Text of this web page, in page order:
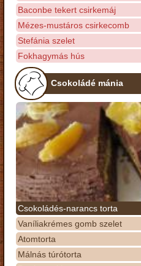
Baconbe tekert csirkemáj
Mézes-mustáros csirkecomb
Stefánia szelet
Fokhagymás hús
Csokoládé mánia
Csokoládés-narancs torta
Vaníliakrémes gomb szelet
Atomtorta
Málnás túrótorta